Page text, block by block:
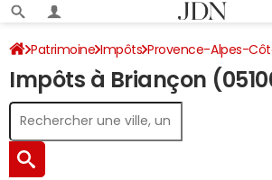
Patrimoine Impôts Provence-Alpes-
Hautes-Alpes Briançon Impôt sur le revenu
Impôts à Briançon